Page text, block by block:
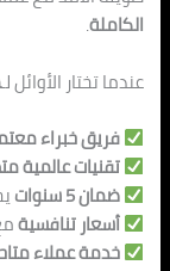
الكاملة.
عندما تختار الأوائل لـ
فريق خبراء
تقنيات عالمية
ضمان 5 سنوات
أسعار تنافسية
خدمة عملاء متاحة